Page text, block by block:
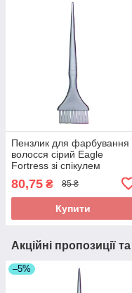
Пензлик для фарбування
волосся сірий Eagle
Fortress зі спікулем
(хвостиком) для точного
поділу пасм. Арт
1
80,75 ₴ 85 ₴
Купити
Акційні пропозиції
–5%